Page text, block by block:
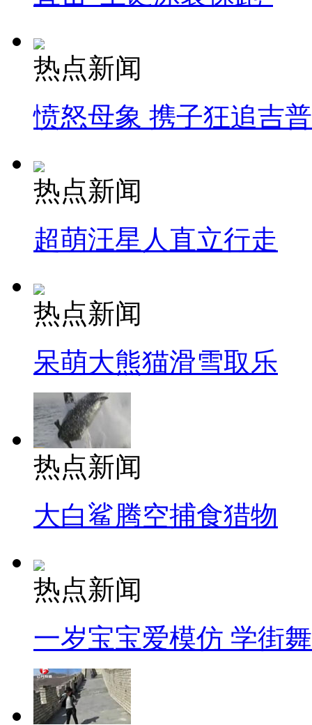
热点新闻
愤怒母象 携子狂追吉
热点新闻
超萌汪星人直立行走
热点新闻
呆萌大熊猫滑雪取乐
热点新闻
大白鲨腾空捕食猎物
热点新闻
一岁宝宝爱模仿 学街